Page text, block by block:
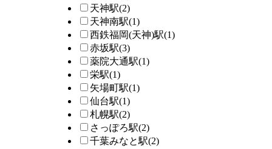
天神駅(2)
天神南駅(1)
西鉄福岡(天神)駅(1)
赤坂駅(3)
薬院大通駅(1)
栄駅(1)
矢場町駅(1)
仙台駅(1)
札幌駅(2)
さっぽろ駅(2)
千葉みなと駅(2)